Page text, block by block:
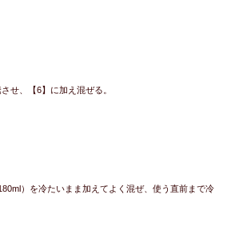
せ、【6】に加え混ぜる。
）を冷たいまま加えてよく混ぜ、使う直前まで冷